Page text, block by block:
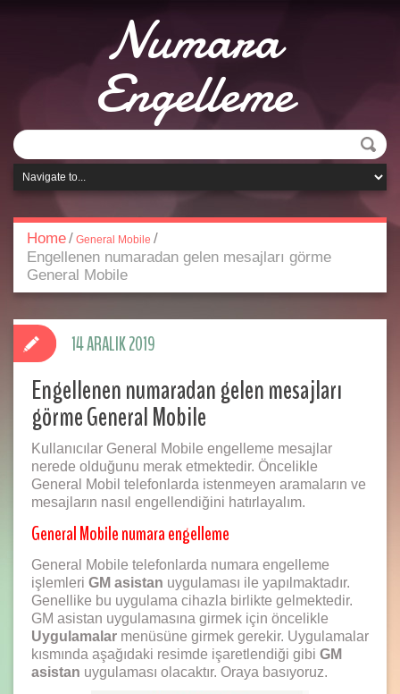
Numara
Engelleme
Home/ General Mobile /
Engellenen numaradan gelen mesajları görme
General Mobile
Engellenen numaradan gelen mesajları
görme General Mobile
Kullanıcılar General Mobile engelleme mesajlar
nerede olduğunu merak etmektedir. Öncelikle
General Mobil telefonlarda istenmeyen aramaların ve
mesajların nasıl engellendiğini hatırlayalım.
General Mobile numara engelleme
General Mobile telefonlarda numara engelleme
işlemleri GM asistan uygulaması ile yapılmaktadır.
Genellike bu uygulama cihazla birlikte gelmektedir.
GM asistan uygulamasına girmek için öncelikle
Uygulamalar menüsüne girmek gerekir. Uygulamalar
kısmında aşağıdaki resimde işaretlendiği gibi GM
asistan uygulaması olacaktır. Oraya basıyoruz.
14 ARALIK 2019